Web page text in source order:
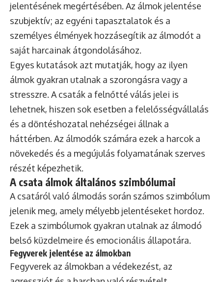
jelentésének megértésében. Az álmok jelentése
szubjektív; az egyéni tapasztalatok és a
személyes élmények hozzásegítik az álmodót a
saját harcainak átgondolásához.
Egyes kutatások azt mutatják, hogy az ilyen
álmok gyakran utalnak a szorongásra vagy a
stresszre. A csaták a felnőtté válás jelei is
lehetnek, hiszen sok esetben a felelősségvállalás
és a döntéshozatal nehézségei állnak a
háttérben. Az álmodók számára ezek a harcok a
növekedés és a megújulás folyamatának szerves
részét képezhetik.
A csata álmok általános szimbólumai
A csatáról való álmodás során számos szimbólum
jelenik meg, amely mélyebb jelentéseket hordoz.
Ezek a szimbólumok gyakran utalnak az álmodó
belső küzdelmeire és emocionális állapotára.
Fegyverek jelentése az álmokban
Fegyverek az álmokban a védekezést, az